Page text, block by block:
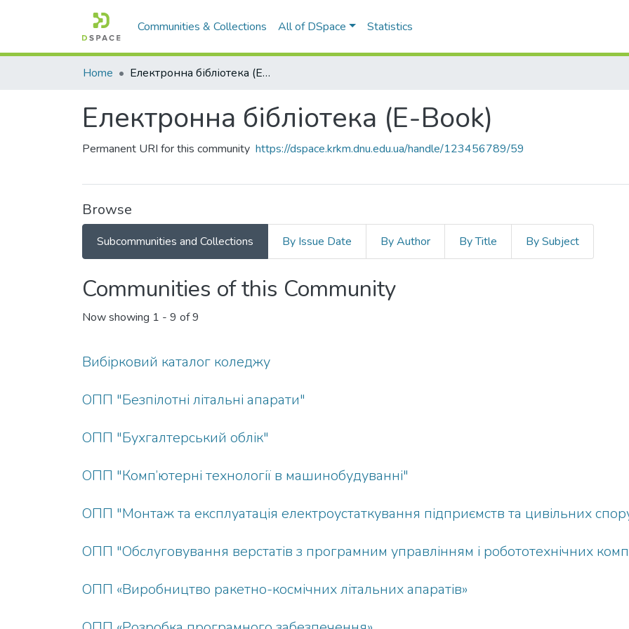
Communities & Collections All of DSpace Statistics
Home Електронна бібліотека (E-Book)
Електронна бібліотека (E-Book)
Permanent URI for this community https://dspace.krkm.dnu.edu.ua/handle/123456789/59
Browse
Subcommunities and Collections By Issue Date By Author By Title By Subject
Communities of this Community
Now showing 1 - 9 of 9
Вибірковий каталог коледжу
ОПП "Безпілотні літальні апарати"
ОПП "Бухгалтерський облік"
ОПП "Комп’ютерні технології в машинобудуванні"
ОПП "Монтаж та експлуатація електроустаткування підприємств та цивільних
ОПП "Обслуговування верстатів з програмним управлінням i робототехнічних
ОПП «Виробництво ракетно-космічних літальних апаратів»